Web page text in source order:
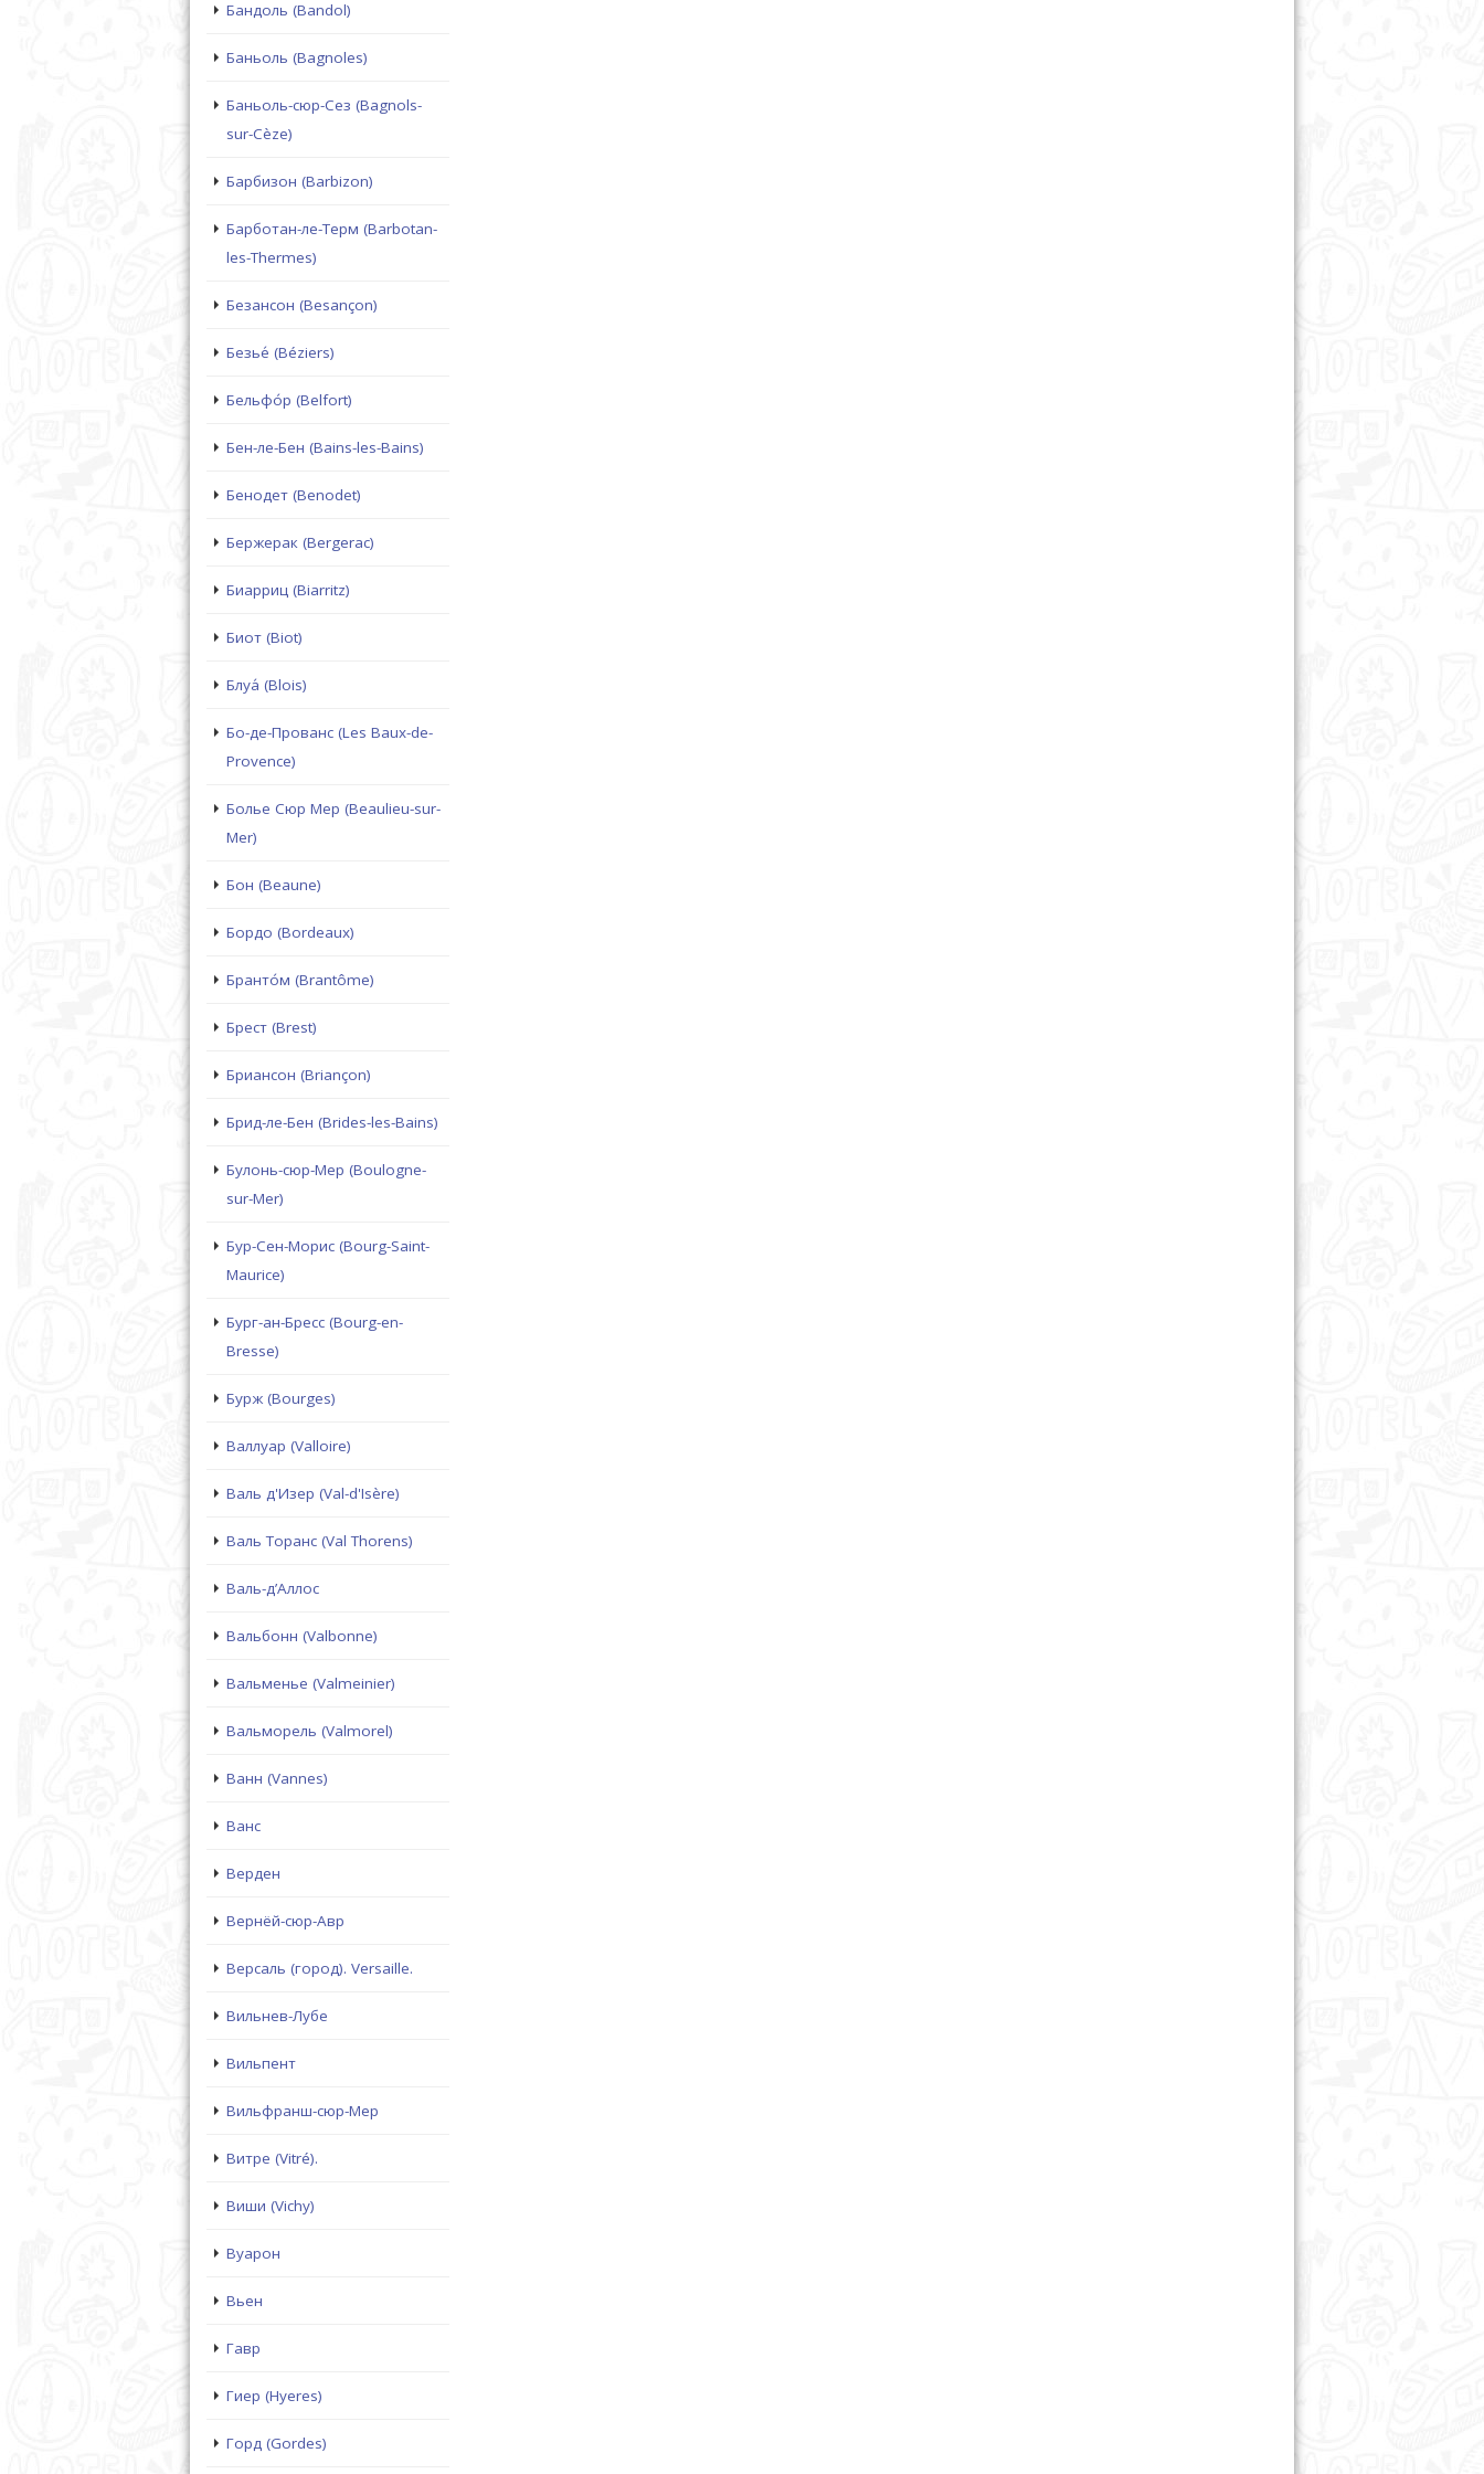
Бандоль (Bandol)
Баньоль (Bagnoles)
Баньоль-сюр-Сез (Bagnols-
sur-Cèze)
Барбизон (Barbizon)
Барботан-ле-Терм (Barbotan-
les-Thermes)
Безансон (Besançon)
Безье́ (Béziers)
Бельфо́р (Belfort)
Бен-ле-Бен (Bains-les-Bains)
Бенодет (Benodet)
Бержерак (Bergerac)
Биарриц (Biarritz)
Биот (Biot)
Блуа́ (Blois)
Бо-де-Прованс (Les Baux-de-
Provence)
Болье Сюр Мер (Beaulieu-sur-
Mer)
Бон (Beaune)
Бордо (Bordeaux)
Бранто́м (Brantôme)
Брест (Brest)
Бриансон (Briançon)
Брид-ле-Бен (Brides-les-Bains)
Булонь-сюр-Мер (Boulogne-
sur-Mer)
Бур-Сен-Морис (Bourg-Saint-
Maurice)
Бург-ан-Бресс (Bourg-en-
Bresse)
Бурж (Bourges)
Валлуар (Valloire)
Валь д'Изер (Val-d'Isère)
Валь Торанс (Val Thorens)
Валь-д’Аллос
Вальбонн (Valbonne)
Вальменье (Valmeinier)
Вальморель (Valmorel)
Ванн (Vannes)
Ванс
Верден
Вернёй-сюр-Авр
Версаль (город). Versaille.
Вильнев-Лубе
Вильпент
Вильфранш-сюр-Мер
Витре (Vitré).
Виши (Vichy)
Вуарон
Вьен
Гавр
Гиер (Hyeres)
Горд (Gordes)